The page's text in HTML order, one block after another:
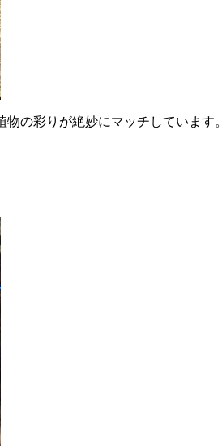
の彩りが絶妙にマッチしています。